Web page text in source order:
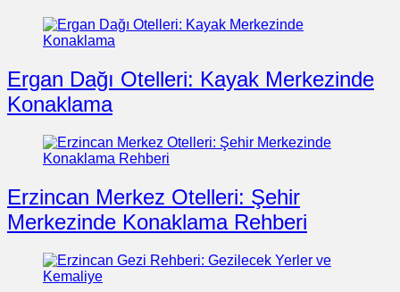
Ergan Dağı Otelleri: Kayak Merkezinde
Konaklama
Erzincan Merkez Otelleri: Şehir
Merkezinde Konaklama Rehberi